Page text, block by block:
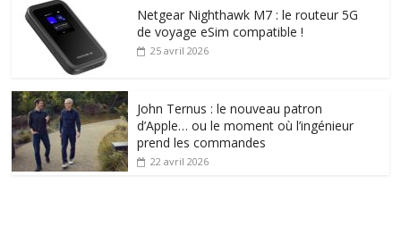
Netgear Nighthawk M7 : le routeur 5G
de voyage eSim compatible !
25 avril 2026
John Ternus : le nouveau patron
d’Apple… ou le moment où l’ingénieur
prend les commandes
22 avril 2026